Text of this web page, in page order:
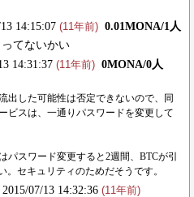
13 14:15:07 (11年前) 0.01MONA/1人
てないかい
14:31:37 (11年前) 0MONA/0人
出した可能性は否定できないので、同
ビスは、一通りパスワードを変更して
パスワード変更すると2週間、BTCが引
セキュリティのためだそうです。
2015/07/13 14:32:36 (11年前)